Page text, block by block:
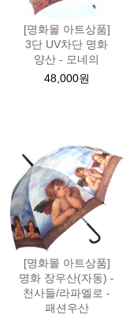
[명화몰 아트상품]
3단 UV차단 명화
양산 - 모네의
48,000원
[명화몰 아트상품]
명화 장우산(자동) -
천사들/라파엘로 -
패션우산